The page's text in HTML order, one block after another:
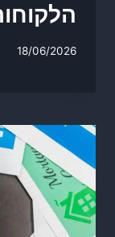
18/06/2026